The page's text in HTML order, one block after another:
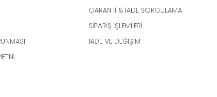
GARANTİ & İADE SORGULAMA
SİPARİŞ İŞLEMLERİ
İADE VE DEĞİŞİM